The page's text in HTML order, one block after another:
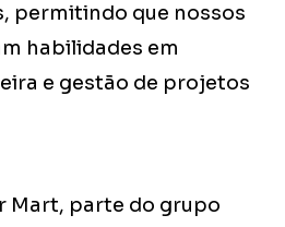
permitindo que nossos
habilidades em
e gestão de projetos
Mart, parte do grupo